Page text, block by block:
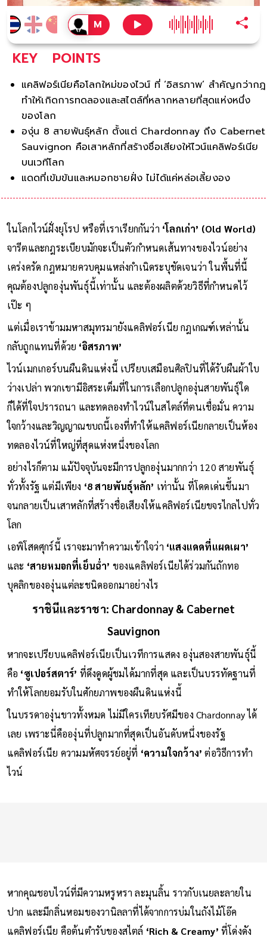
KEY POINTS
แคลิฟอร์เนียคือโลกใหม่ของไวน์ ที่ ‘อิสรภาพ’ สำคัญกว่ากฎ
ทำให้เกิดการทดลองและสไตล์ที่หลากหลายที่สุดแห่งหนึ่ง
ของโลก
องุ่น 8 สายพันธุ์หลัก ตั้งแต่ Chardonnay ถึง Cabernet
Sauvignon คือเสาหลักที่สร้างชื่อเสียงให้ไวน์แคลิฟอร์เนีย
บนเวทีโลก
แดดที่เข้มข้นและหมอกชายฝั่ง ไม่ได้แค่หล่อเลี้ยงองุ่น แต่ร่ว
ในโลกไวน์ฝั่งยุโรป หรือที่เราเรียกกันว่า‘โลกเก่า’ (Old World)
จารีตและกฎระเบียบมักจะเป็นตัวกำหนดเส้นทางของไวน์อย่าง
เคร่งครัด กฎหมายควบคุมแหล่งกำเนิดระบุชัดเจนว่า ในพื้นที่นี้
คุณต้องปลูกองุ่นพันธุ์นี้เท่านั้น และต้องผลิตด้วยวิธีที่กำหนดไว้
เป๊ะ ๆ
แต่เมื่อเราข้ามมหาสมุทรมายังแคลิฟอร์เนีย กฎเกณฑ์เหล่านั้น
กลับถูกแทนที่ด้วย
‘อิสรภาพ’
ไวน์เมกเกอร์บนผืนดินแห่งนี้ เปรียบเสมือนศิลปินที่ได้รับผืนผ้าใบ
ว่างเปล่า พวกเขามีอิสระเต็มที่ในการเลือกปลูกองุ่นสายพันธุ์ใด
ก็ได้ที่ใจปรารถนา และทดลองทำไวน์ในสไตล์ที่ตนเชื่อมั่น ความ
ใจกว้างและวิญญาณขบถนี้เองที่ทำให้แคลิฟอร์เนียกลายเป็นห้อง
ทดลองไวน์ที่ใหญ่ที่สุดแห่งหนึ่งของโลก
อย่างไรก็ตาม แม้ปัจจุบันจะมีการปลูกองุ่นมากกว่า 120 สายพันธุ์
ทั่วทั้งรัฐ แต่มีเพียง‘8 สายพันธุ์หลัก’เท่านั้น ที่โดดเด่นขึ้นมา
จนกลายเป็นเสาหลักที่สร้างชื่อเสียงให้แคลิฟอร์เนียขจรไกลไปทั่ว
โลก
เอพิโสดศุกร์นี้ เราจะมาทำความเข้าใจว่า‘แสงแดดที่แผดเผา’
และ‘สายหมอกที่เย็นฉ่ำ’ของแคลิฟอร์เนียได้ร่วมกันถักทอ
บุคลิกขององุ่นแต่ละชนิดออกมาอย่างไร
ราชินีและราชา: Chardonnay & Cabernet
Sauvignon
หากจะเปรียบแคลิฟอร์เนียเป็นเวทีการแสดง องุ่นสองสายพันธุ์นี้
คือ‘ซูเปอร์สตาร์’ที่ดึงดูดผู้ชมได้มากที่สุด และเป็นบรรทัดฐานที่
ทำให้โลกยอมรับในศักยภาพของผืนดินแห่งนี้
ในบรรดาองุ่นขาวทั้งหมด ไม่มีใครเทียบรัศมีของ Chardonnay ได้
เลย เพราะนี่คือองุ่นที่ปลูกมากที่สุดเป็นอันดับหนึ่งของรัฐ
แคลิฟอร์เนีย ความมหัศจรรย์อยู่ที่
หากคุณชอบไวน์ที่มีความหรูหรา ละมุนลิ้น ราวกับเนยละลายใน
ปาก และมีกลิ่นหอมของวานิลลาที่ได้จากการบ่มในถังไม้โอ๊ค